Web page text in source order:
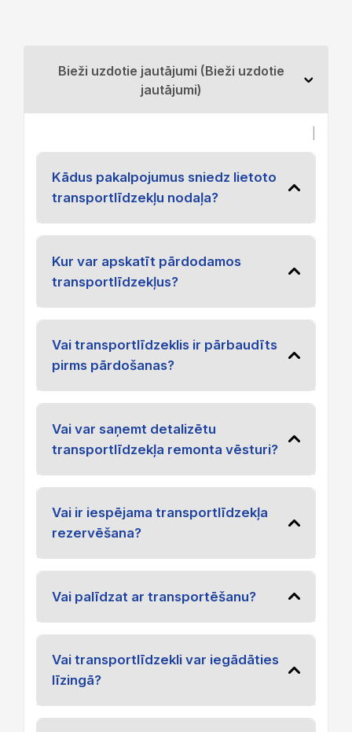
Bieži uzdotie jautājumi (Bieži uzdotie
jautājumi)
Kādus pakalpojumus sniedz lietoto
transportlīdzekļu nodaļa?
Kur var apskatīt pārdodamos
transportlīdzekļus?
Vai transportlīdzeklis ir pārbaudīts
pirms pārdošanas?
Vai var saņemt detalizētu
transportlīdzekļa remonta vēsturi?
Vai ir iespējama transportlīdzekļa
rezervēšana?
Vai palīdzat ar transportēšanu?
Vai transportlīdzekli var iegādāties
līzingā?